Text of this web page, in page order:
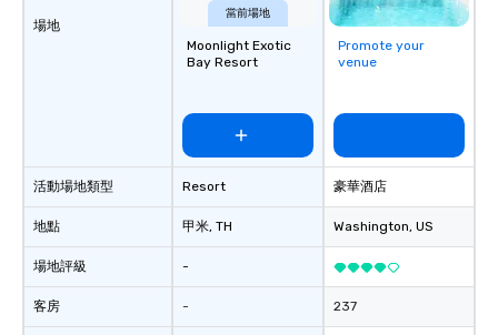
場地
活動場地類型
地點
場地評級
客房
當前場地
Moonlight Exotic
Bay Resort
Resort
甲米, TH
-
-
Promote your
venue
豪華酒店
Washington, US
237